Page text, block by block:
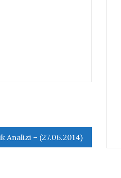
Analizi – (27.06.2014)